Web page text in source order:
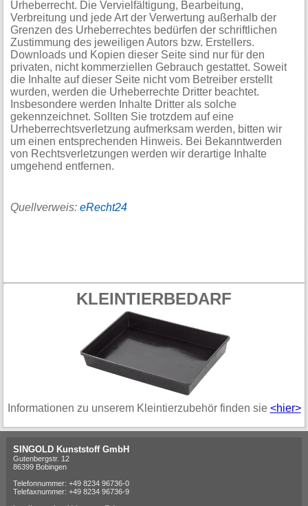
Urheberrecht. Die Vervielfältigung, Bearbeitung,
Verbreitung und jede Art der Verwertung außerhalb der
Grenzen des Urheberrechtes bedürfen der schriftlichen
Zustimmung des jeweiligen Autors bzw. Erstellers.
Downloads und Kopien dieser Seite sind nur für den
privaten, nicht kommerziellen Gebrauch gestattet. Soweit
die Inhalte auf dieser Seite nicht vom Betreiber erstellt
wurden, werden die Urheberrechte Dritter beachtet.
Insbesondere werden Inhalte Dritter als solche
gekennzeichnet. Sollten Sie trotzdem auf eine
Urheberrechtsverletzung aufmerksam werden, bitten wir
um einen entsprechenden Hinweis. Bei Bekanntwerden
von Rechtsverletzungen werden wir derartige Inhalte
umgehend entfernen.
Quellverweis:eRecht24
KLEINTIERBEDARF
Informationen zu unserem Kleintierzubehör finden sie <hier>
SINGOLD Kunststoff GmbH
Gutenbergstr. 12
86399 Bobingen
Telefonnummer: +49 8234 96736-0
Telefaxnummer: +49 8234 96736-9